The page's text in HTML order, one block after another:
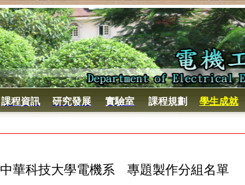
課程資訊 研究發展 實驗室 課程規劃 學生成就
中華科技大學電機系 專題製作分組名單